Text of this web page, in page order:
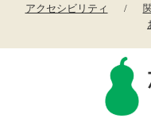
アクセシビリティ